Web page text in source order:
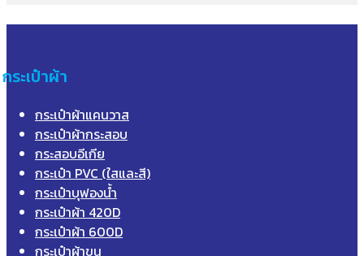
กระเป๋าผ้า
กระเป๋าผ้าแคนวาส
กระเป๋าผ้ากระสอบ
กระสอบอีเกีย
กระเป๋า PVC (ใสและสี)
กระเป๋าบุฟองน้ำ
กระเป๋าผ้า 420D
กระเป๋าผ้า 600D
กระเป๋าผ้าขน